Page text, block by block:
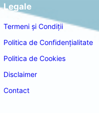
Legale
Termeni și Condiții
Politica de Confidențialitate
Politica de Cookies
Disclaimer
Contact